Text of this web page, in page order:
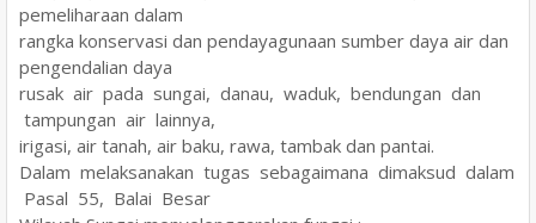
pemeliharaan dalam
rangka konservasi dan pendayagunaan sumber daya air dan
pengendalian daya
rusak air pada sungai, danau, waduk, bendungan dan
tampungan air lainnya,
irigasi, air tanah, air baku, rawa, tambak dan pantai.
Dalam melaksanakan tugas sebagaimana dimaksud dalam
Pasal 55, Balai Besar